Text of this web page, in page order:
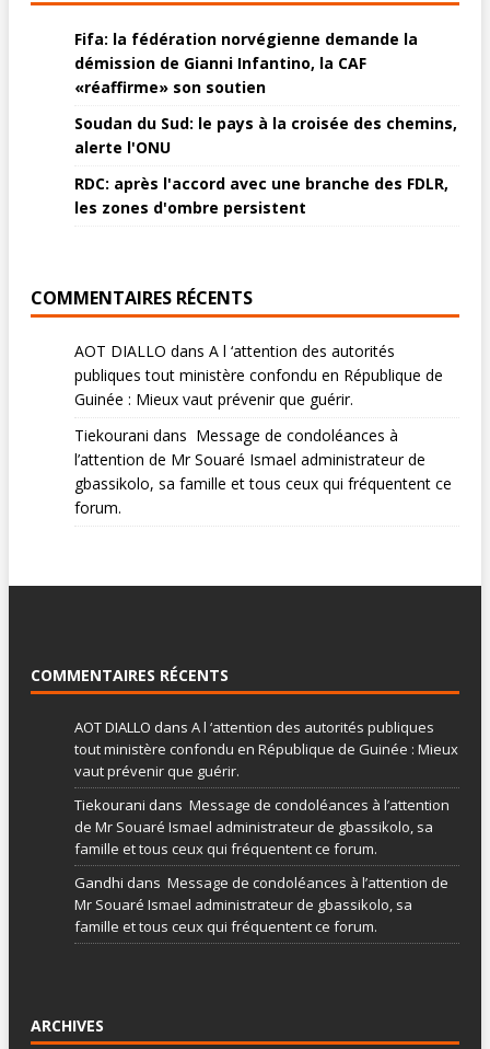
Fifa: la fédération norvégienne demande la
démission de Gianni Infantino, la CAF
«réaffirme» son soutien
Soudan du Sud: le pays à la croisée des chemins,
alerte l'ONU
RDC: après l'accord avec une branche des FDLR,
les zones d'ombre persistent
COMMENTAIRES RÉCENTS
AOT DIALLO dans A l ‘attention des autorités
publiques tout ministère confondu en République de
Guinée : Mieux vaut prévenir que guérir.
Tiekourani dans Message de condoléances à
l’attention de Mr Souaré Ismael administrateur de
gbassikolo, sa famille et tous ceux qui fréquentent ce
forum.
COMMENTAIRES RÉCENTS
AOT DIALLO dans A l ‘attention des autorités publiques
tout ministère confondu en République de Guinée : Mieux
vaut prévenir que guérir.
Tiekourani dans Message de condoléances à l’attention
de Mr Souaré Ismael administrateur de gbassikolo, sa
famille et tous ceux qui fréquentent ce forum.
Gandhi dans Message de condoléances à l’attention de
Mr Souaré Ismael administrateur de gbassikolo, sa
famille et tous ceux qui fréquentent ce forum.
ARCHIVES